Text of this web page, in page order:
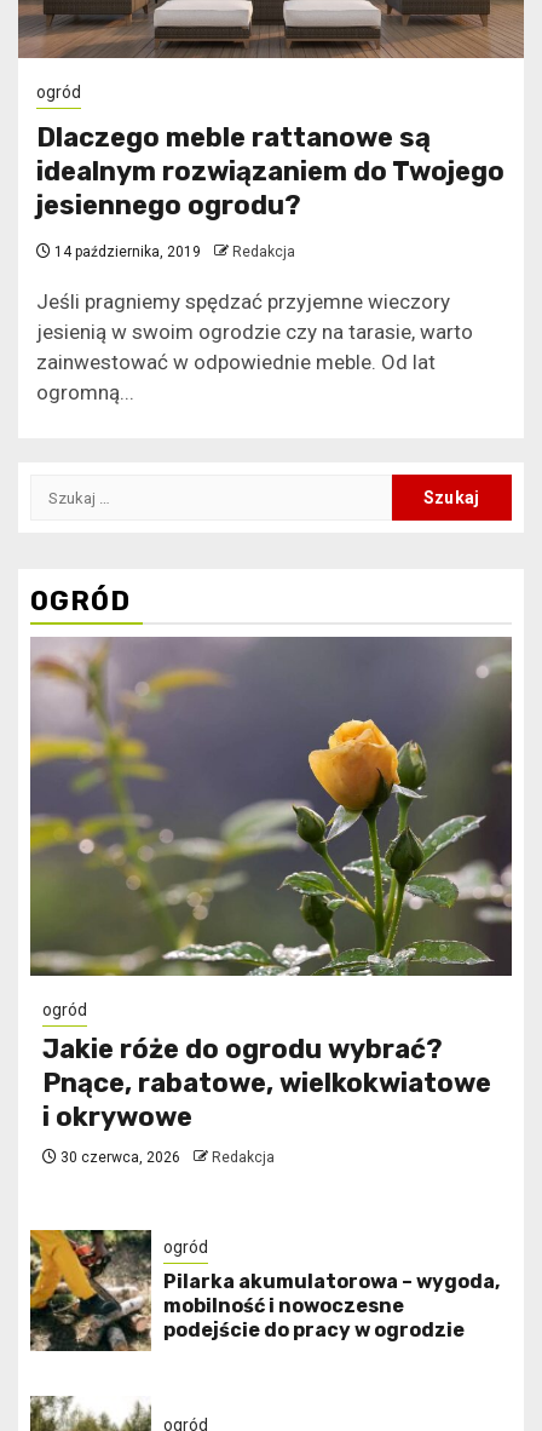
ogród
Dlaczego meble rattanowe są
idealnym rozwiązaniem do Twojego
jesiennego ogrodu?
14 października, 2019 Redakcja
Jeśli pragniemy spędzać przyjemne wieczory
jesienią w swoim ogrodzie czy na tarasie, warto
zainwestować w odpowiednie meble. Od lat
ogromną...
Szukaj:
OGRÓD
ogród
Jakie róże do ogrodu wybrać?
Pnące, rabatowe, wielkokwiatowe
i okrywowe
30 czerwca, 2026 Redakcja
ogród
Pilarka akumulatorowa – wygoda,
mobilność i nowoczesne
podejście do pracy w ogrodzie
ogród